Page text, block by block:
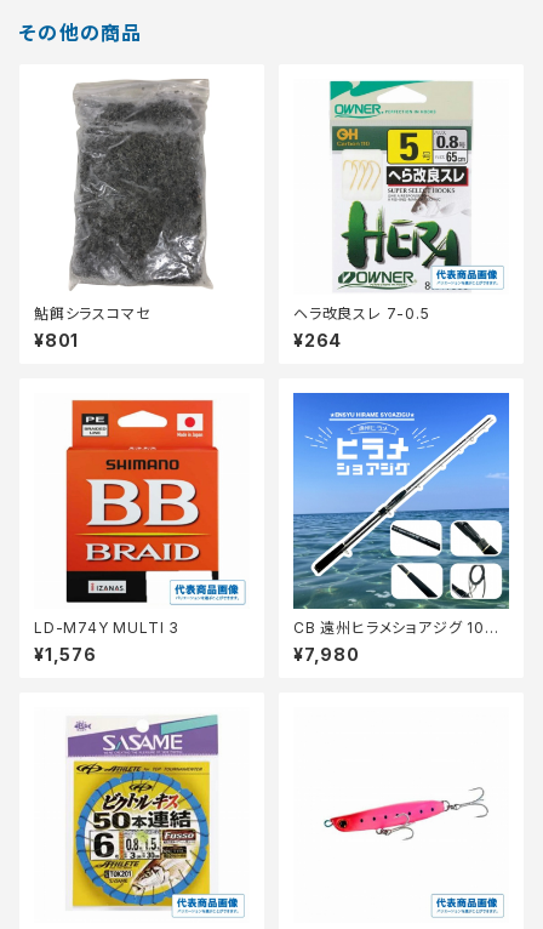
その他の商品
鮎餌シラスコマセ
¥801
ヘラ改良スレ 7-0.5
¥264
LD-M74Y MULTI 3
¥1,576
CB 遠州ヒラメショアジグ 100
MH【Tオリ】
¥7,980